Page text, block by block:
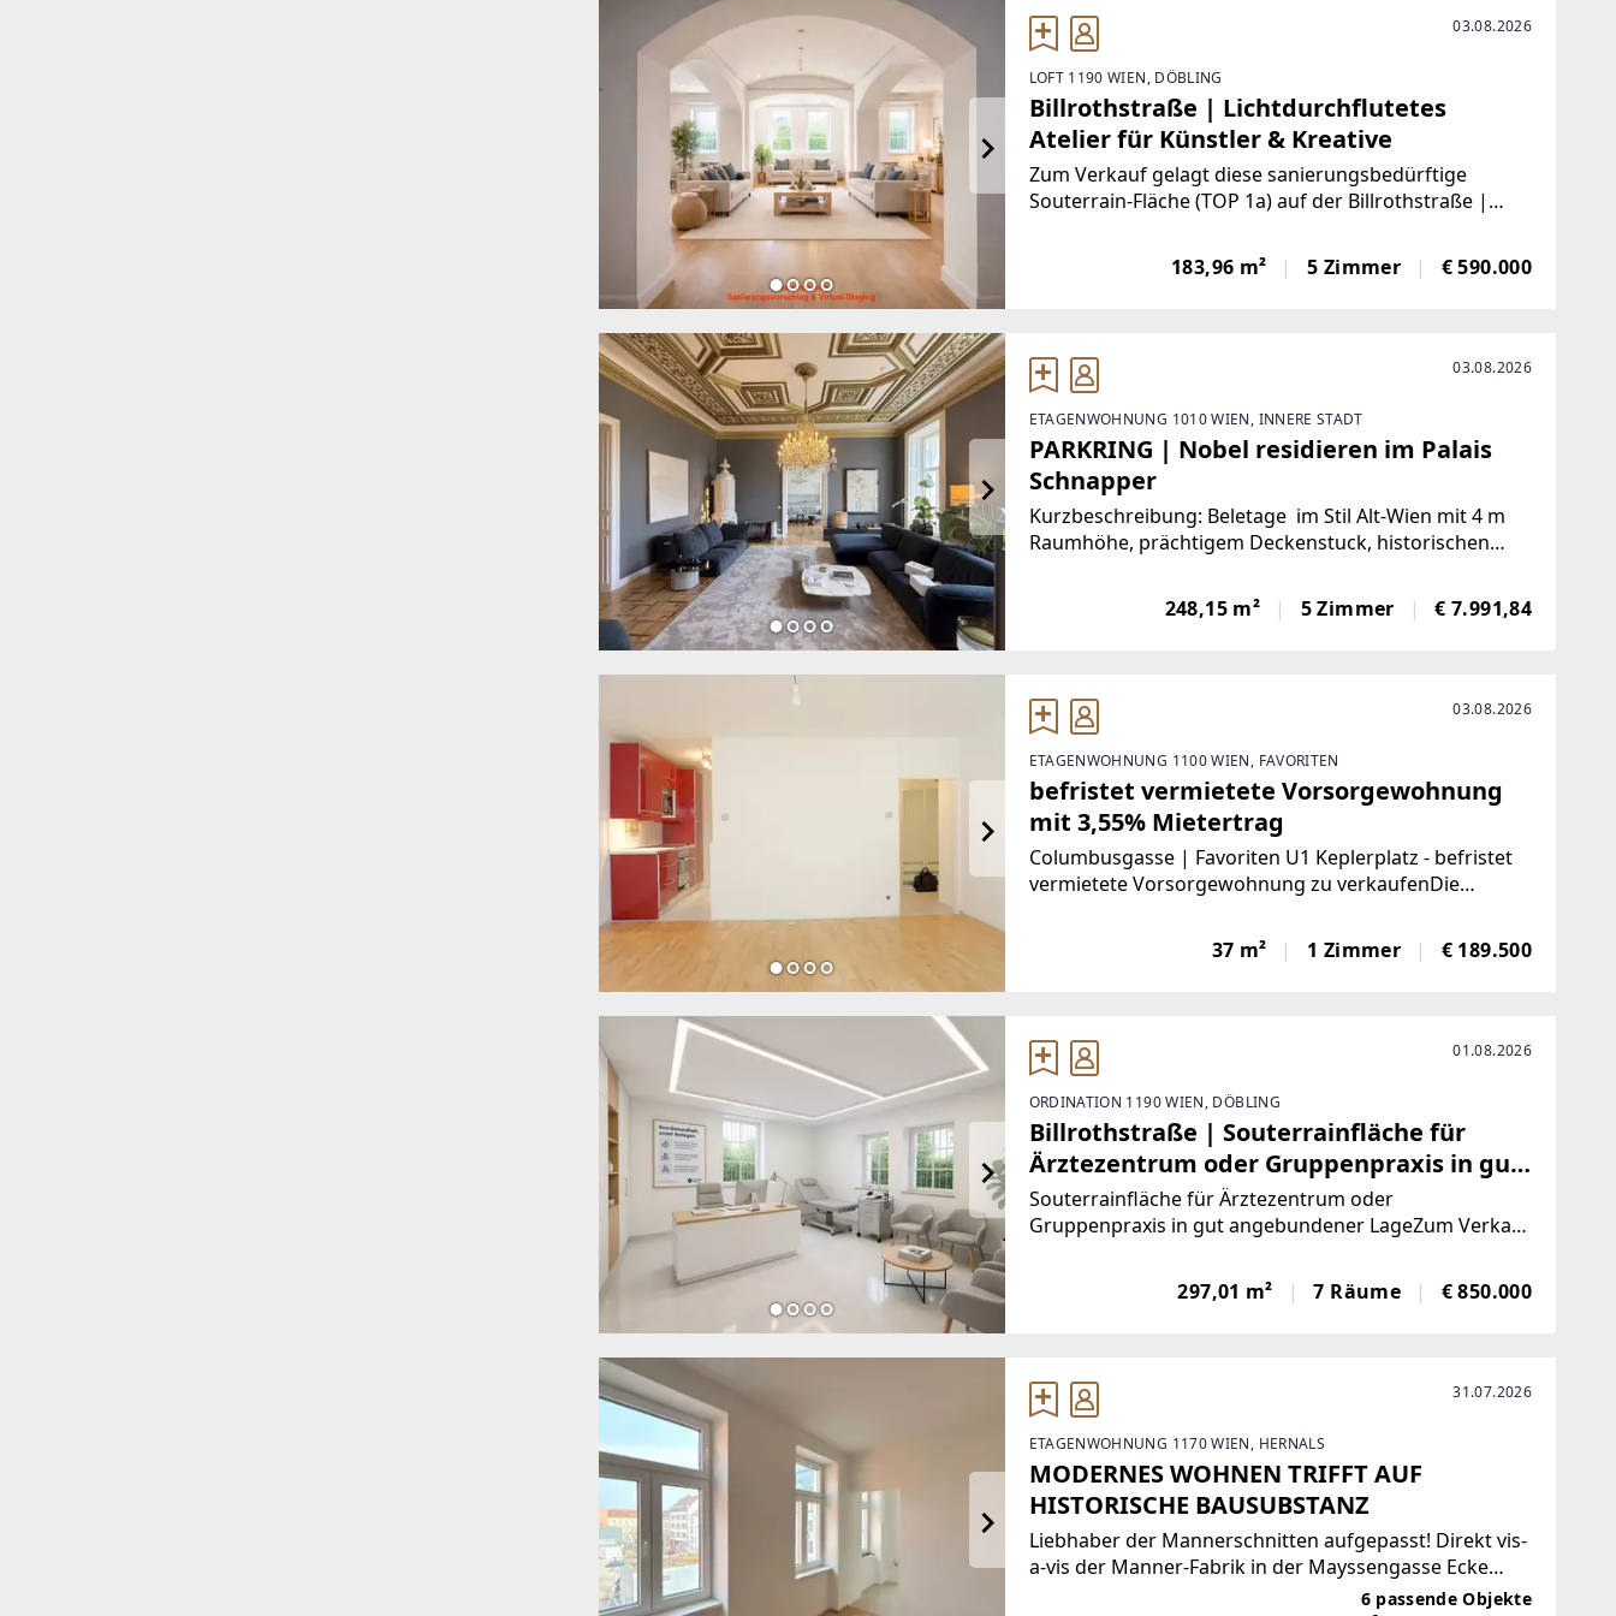
03.08.2026
LOFT 1190 WIEN, DÖBLING
Billrothstraße | Lichtdurchflutetes
Atelier für Künstler & Kreative
Zum Verkauf gelagt diese sanierungsbedürftige
Souterrain-Fläche (TOP 1a) auf der Billrothstraße |
Abstimmung und Preisfindung auch bereits in
saniertem Zustand von der Verkäuferin übernommen
183,96 m² 5 Zimmer € 590.000
03.08.2026
ETAGENWOHNUNG 1010 WIEN, INNERE STADT
PARKRING | Nobel residieren im Palais
Schnapper
Kurzbeschreibung: Beletage im Stil Alt-Wien mit 4 m
Raumhöhe, prächtigem Deckenstuck, historischen
ist mir sehr viel Liebe zum Detail von den Eigentümern
renoviert worden, der klassische
248,15 m² 5 Zimmer € 7.991,84
03.08.2026
ETAGENWOHNUNG 1100 WIEN, FAVORITEN
befristet vermietete Vorsorgewohnung
mit 3,55% Mietertrag
Columbusgasse | Favoriten U1 Keplerplatz - befristet
vermietete Vorsorgewohnung zu verkaufenDie
U1 Station Keplerplatz ist nur 150 Meter entfernt! Zum
37 m² 1 Zimmer € 189.500
01.08.2026
ORDINATION 1190 WIEN, DÖBLING
Billrothstraße | Souterrainfläche für
Ärztezentrum oder Gruppenpraxis in gut
angebundener Lage
Souterrainfläche für Ärztezentrum oder
Gruppenpraxis in gut angebundener LageZum Verkauf
Flächen (TOP 1a + TOP 2a) in einem repräsentativen
Altbau in der Billrothstraße im begehrten 19. Wiener
297,01 m² 7 Räume € 850.000
31.07.2026
ETAGENWOHNUNG 1170 WIEN, HERNALS
MODERNES WOHNEN TRIFFT AUF
HISTORISCHE BAUSUBSTANZ
Liebhaber der Mannerschnitten aufgepasst! Direkt vis-
a-vis der Manner-Fabrik in der Mayssengasse Ecke
Horneckgasse gelangt ein generalsaniertes6 passende Objekte